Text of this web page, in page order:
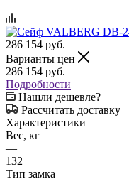
286 154 руб.
Варианты цен
286 154 руб.
Подробности
Нашли дешевле?
Рассчитать доставку
Характеристики
Вес, кг
—
132
Тип замка